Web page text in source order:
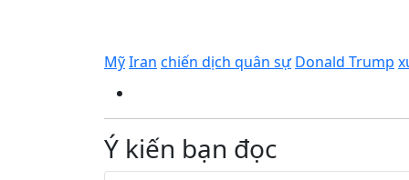
MỹIran chiến dịch quân sự Donald Trump
Ý kiến bạn đọc